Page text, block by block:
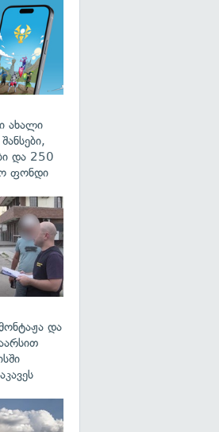
ახალი
და 250
ფონდი
და